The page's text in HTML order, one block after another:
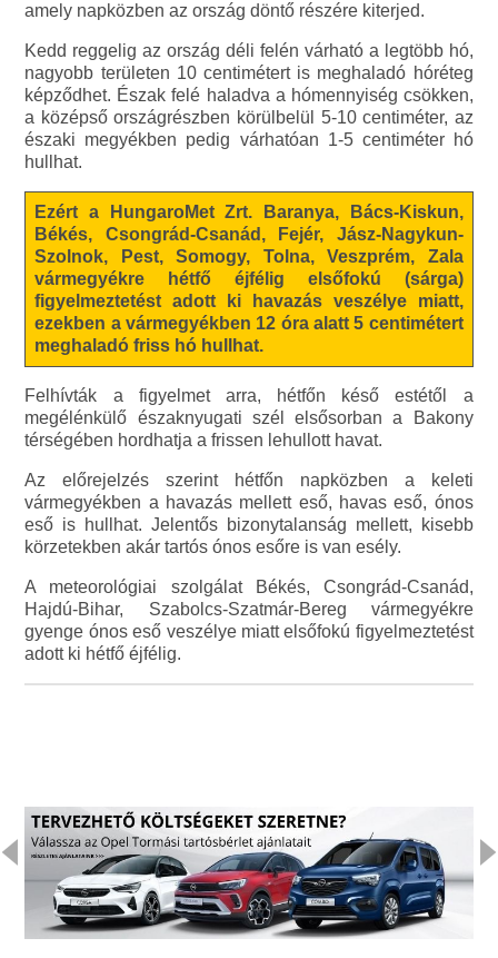
amely napközben az ország döntő részére kiterjed.
Kedd reggelig az ország déli felén várható a legtöbb hó,
nagyobb területen 10 centimétert is meghaladó hóréteg
képződhet. Észak felé haladva a hómennyiség csökken,
a középső országrészben körülbelül 5-10 centiméter, az
északi megyékben pedig várhatóan 1-5 centiméter hó
hullhat.
Ezért a HungaroMet Zrt. Baranya, Bács-Kiskun,
Békés, Csongrád-Csanád, Fejér, Jász-Nagykun-
Szolnok, Pest, Somogy, Tolna, Veszprém, Zala
vármegyékre hétfő éjfélig elsőfokú (sárga)
figyelmeztetést adott ki havazás veszélye miatt,
ezekben a vármegyékben 12 óra alatt 5 centimétert
meghaladó friss hó hullhat.
Felhívták a figyelmet arra, hétfőn késő estétől a
megélénkülő északnyugati szél elsősorban a Bakony
térségében hordhatja a frissen lehullott havat.
Az előrejelzés szerint hétfőn napközben a keleti
vármegyékben a havazás mellett eső, havas eső, ónos
eső is hullhat. Jelentős bizonytalanság mellett, kisebb
körzetekben akár tartós ónos esőre is van esély.
A meteorológiai szolgálat Békés, Csongrád-Csanád,
Hajdú-Bihar, Szabolcs-Szatmár-Bereg vármegyékre
gyenge ónos eső veszélye miatt elsőfokú figyelmeztetést
adott ki hétfő éjfélig.